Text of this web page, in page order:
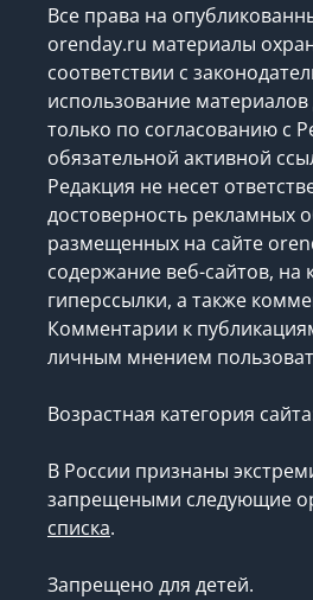
Все права на
orenday.ru материалы
соответствии с
использование материалов
только по согласованию с
обязательной активной
Редакция не несет
достоверность рекламных
размещенных на сайте
содержание веб-сайтов, на
гиперссылки, а также
Комментарии к
личным мнением
Возрастная категория
В России признаны
запрещеными следующие
списка.
Запрещено для детей.